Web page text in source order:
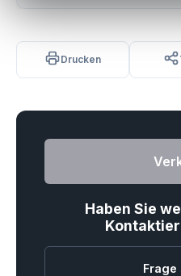
Drucken
Haben Sie
Frage